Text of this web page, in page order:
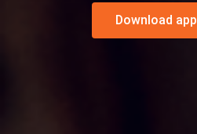
Download app